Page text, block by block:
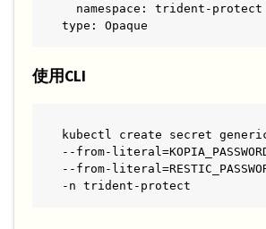
  namespace: trident-protect
type: Opaque
使用CLI
kubectl create secret
--from-
--from-
-n trident-protect